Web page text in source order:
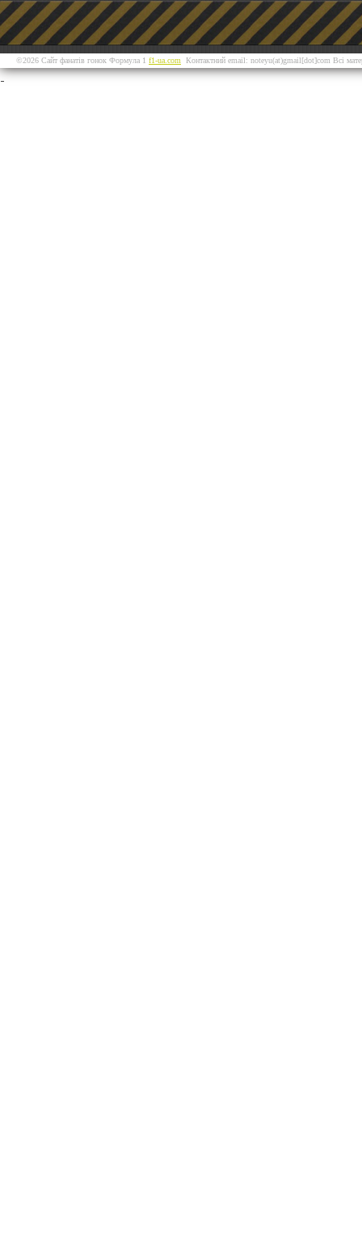
©2026 Сайт фанатів гонок Формула 1 f1-ua.com Контактний email: noteyu(at)gmail[dot]com Всі